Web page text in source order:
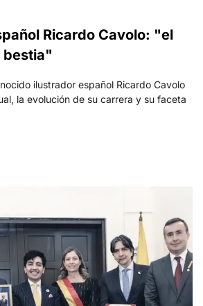
Ricardo Cavolo: "el
bestia"
ilustrador español Ricardo Cavolo
la evolución de su carrera y su faceta